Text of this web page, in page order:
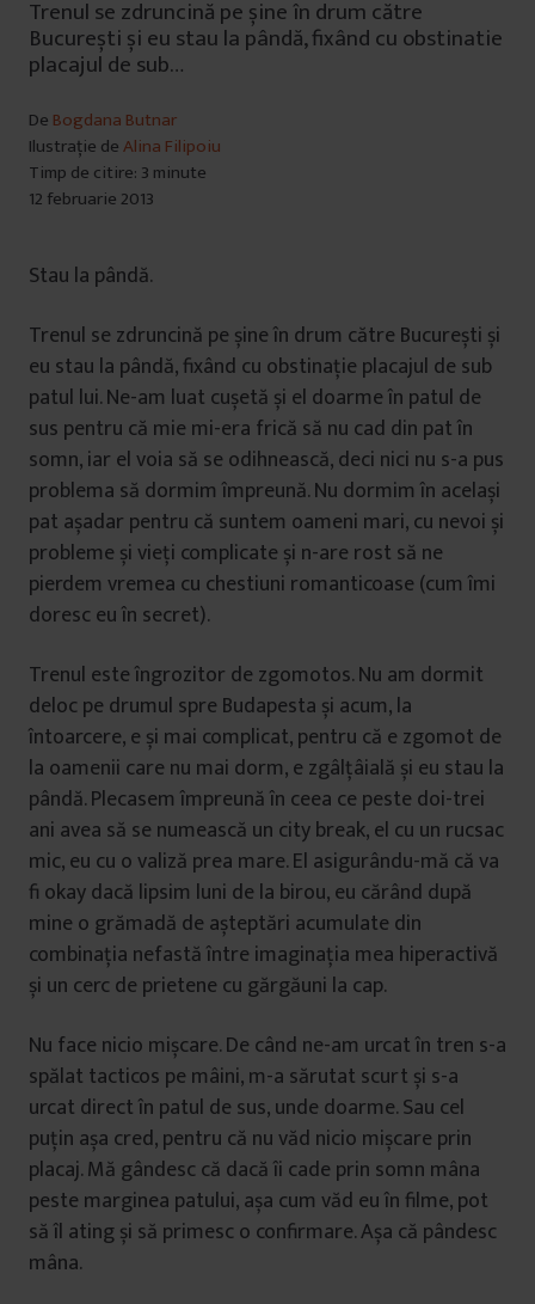
Trenul se zdruncină pe șine în drum către
București și eu stau la pândă, fixând cu obstinatie
placajul de sub…
De Bogdana Butnar
Ilustrație deAlina Filipoiu
Timp de citire: 3 minute
12 februarie 2013
Stau la pândă.
Trenul se zdruncină pe șine în drum către București și
eu stau la pândă, fixând cu obstinație placajul de sub
patul lui. Ne-am luat cușetă și el doarme în patul de
sus pentru că mie mi-era frică să nu cad din pat în
somn, iar el voia să se odihnească, deci nici nu s-a pus
problema să dormim împreună. Nu dormim în același
pat așadar pentru că suntem oameni mari, cu nevoi și
probleme și vieți complicate și n-are rost să ne
pierdem vremea cu chestiuni romanticoase (cum îmi
doresc eu în secret).
Trenul este îngrozitor de zgomotos. Nu am dormit
deloc pe drumul spre Budapesta și acum, la
întoarcere, e și mai complicat, pentru că e zgomot de
la oamenii care nu mai dorm, e zgâlțâială și eu stau la
pândă. Plecasem împreună în ceea ce peste doi-trei
ani avea să se numească un city break, el cu un rucsac
mic, eu cu o valiză prea mare. El asigurându-mă că va
fi okay dacă lipsim luni de la birou, eu cărând după
mine o grămadă de așteptări acumulate din
combinația nefastă între imaginația mea hiperactivă
și un cerc de prietene cu gărgăuni la cap.
Nu face nicio mișcare. De când ne-am urcat în tren s-a
spălat tacticos pe mâini, m-a sărutat scurt și s-a
urcat direct în patul de sus, unde doarme. Sau cel
puțin așa cred, pentru că nu văd nicio mișcare prin
placaj. Mă gândesc că dacă îi cade prin somn mâna
peste marginea patului, așa cum văd eu în filme, pot
să îl ating și să primesc o confirmare. Așa că pândesc
mâna.